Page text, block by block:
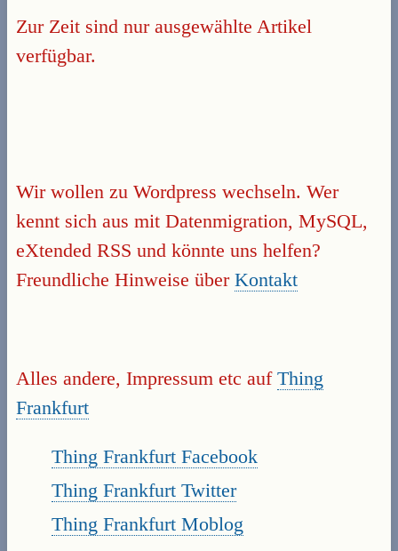
Zur Zeit sind nur ausgewählte Artikel
verfügbar.
Wir wollen zu Wordpress wechseln. Wer
kennt sich aus mit Datenmigration, MySQL,
eXtended RSS und könnte uns helfen?
Freundliche Hinweise über Kontakt
Alles andere, Impressum etc auf Thing
Frankfurt
Thing Frankfurt Facebook
Thing Frankfurt Twitter
Thing Frankfurt Moblog